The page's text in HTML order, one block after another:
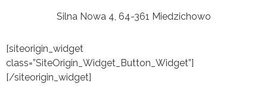
Silna Nowa 4, 64-361 Miedzichowo
[siteorigin_widget
class=”SiteOrigin_Widget_Button_Widget”]
[/siteorigin_widget]